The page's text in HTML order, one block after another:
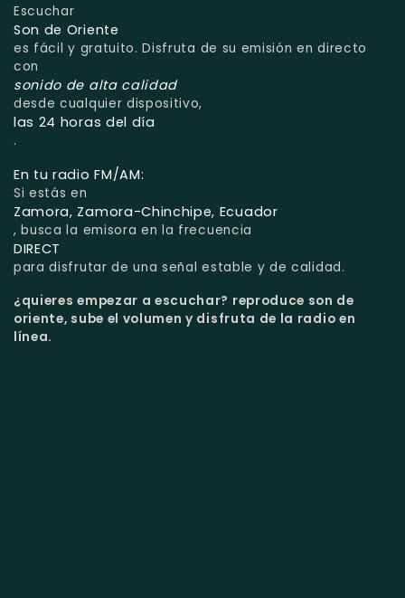
Escuchar
Son de Oriente
es fácil y gratuito. Disfruta de su emisión en directo
con
sonido de alta calidad
desde cualquier dispositivo,
las 24 horas del día
.
En tu radio FM/AM:
Si estás en
Zamora, Zamora-Chinchipe, Ecuador
, busca la emisora en la frecuencia
DIRECT
para disfrutar de una señal estable y de calidad.
¿quieres empezar a escuchar? reproduce son de
oriente, sube el volumen y disfruta de la radio en
línea.